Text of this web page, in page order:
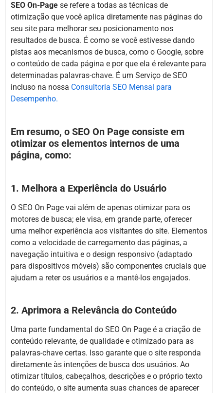
SEO On-Page se refere a todas as técnicas de
otimização que você aplica diretamente nas páginas do
seu site para melhorar seu posicionamento nos
resultados de busca. É como se você estivesse dando
pistas aos mecanismos de busca, como o Google, sobre
o conteúdo de cada página e por que ela é relevante para
determinadas palavras-chave. É um Serviço de SEO
incluso na nossa Consultoria SEO Mensal para
Desempenho.
Em resumo, o SEO On Page consiste em
otimizar os elementos internos de uma
página, como:
1. Melhora a Experiência do Usuário
O SEO On Page vai além de apenas otimizar para os
motores de busca; ele visa, em grande parte, oferecer
uma melhor experiência aos visitantes do site. Elementos
como a velocidade de carregamento das páginas, a
navegação intuitiva e o design responsivo (adaptado
para dispositivos móveis) são componentes cruciais que
ajudam a reter os usuários e a mantê-los engajados.
2. Aprimora a Relevância do Conteúdo
Uma parte fundamental do SEO On Page é a criação de
conteúdo relevante, de qualidade e otimizado para as
palavras-chave certas. Isso garante que o site responda
diretamente às intenções de busca dos usuários. Ao
otimizar títulos, cabeçalhos, descrições e o próprio texto
do conteúdo, o site aumenta suas chances de aparecer